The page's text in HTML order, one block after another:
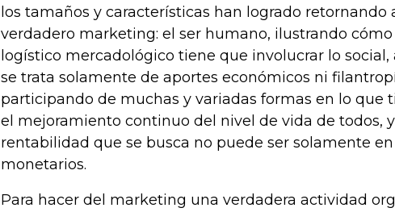
los tamaños y características han logrado retornando
verdadero marketing: el ser humano, ilustrando cómo
logístico mercadológico tiene que involucrar lo social,
se trata solamente de aportes económicos ni
participando de muchas y variadas formas en lo que
el mejoramiento continuo del nivel de vida de todos,
rentabilidad que se busca no puede ser solamente
monetarios.
Para hacer del marketing una verdadera actividad